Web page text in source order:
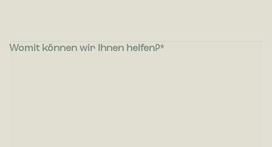
Womit können wir Ihnen helfen?